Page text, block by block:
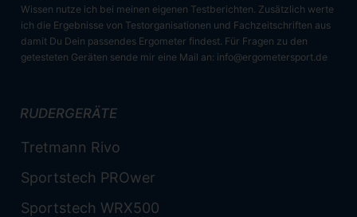
Wissen nutze ich bei meinen eigenen Testberichten. Zusätzlich werte
ich die Ergebnisse von Testorganisationen und Fachzeitschriften aus
damit Du Dein passendes Ergometer findest. Für Fragen zu den
getesteten Geräten sende mir eine Mail an: info@ergometersport.de
RUDERGERÄTE
Tretmann Rivo
Sportstech PROwer
Sportstech WRX500